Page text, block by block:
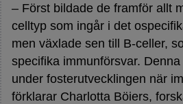
– Först bildade de framför allt
celltyp som ingår i det
men växlade sen till B-celler,
specifika immunförsvar.
under fosterutvecklingen när
förklarar Charlotta Böiers,